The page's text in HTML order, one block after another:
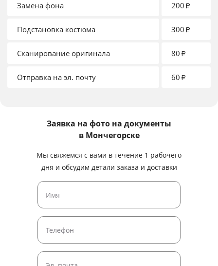
Замена фона 200 ₽
Подстановка костюма 300 ₽
Сканирование оригинала 80 ₽
Отправка на эл. почту 60 ₽
Заявка на фото на документы
в Мончегорске
Мы свяжемся с вами в течение 1 рабочего
дня и обсудим детали заказа и доставки